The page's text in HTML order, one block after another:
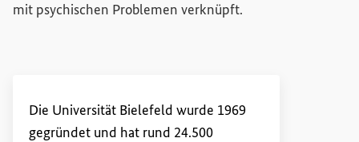
mit psychischen Problemen verknüpft.
Die Universität Bielefeld wurde 1969
gegründet und hat rund 24.500